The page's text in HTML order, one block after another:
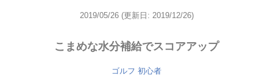
2019/05/26 (更新日: 2019/12/26)
こまめな水分補給でスコアアップ
ゴルフ 初心者